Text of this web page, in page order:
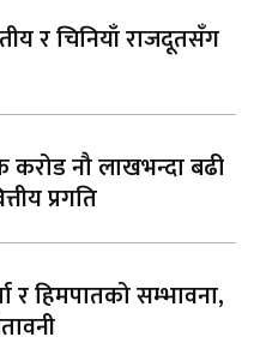
र चिनियाँ राजदूतसँग
नौ लाखभन्दा बढी
प्रगति
हिमपातको सम्भावना,